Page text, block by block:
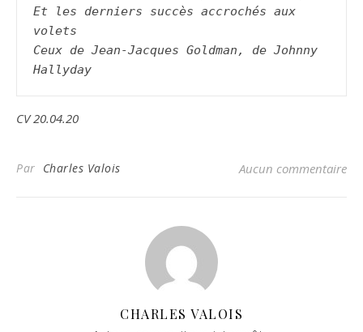
Et les derniers succès accrochés aux
volets
Ceux de Jean-Jacques Goldman, de Johnny
Hallyday
CV 20.04.20
Par Charles Valois Aucun commentaire
CHARLES VALOIS